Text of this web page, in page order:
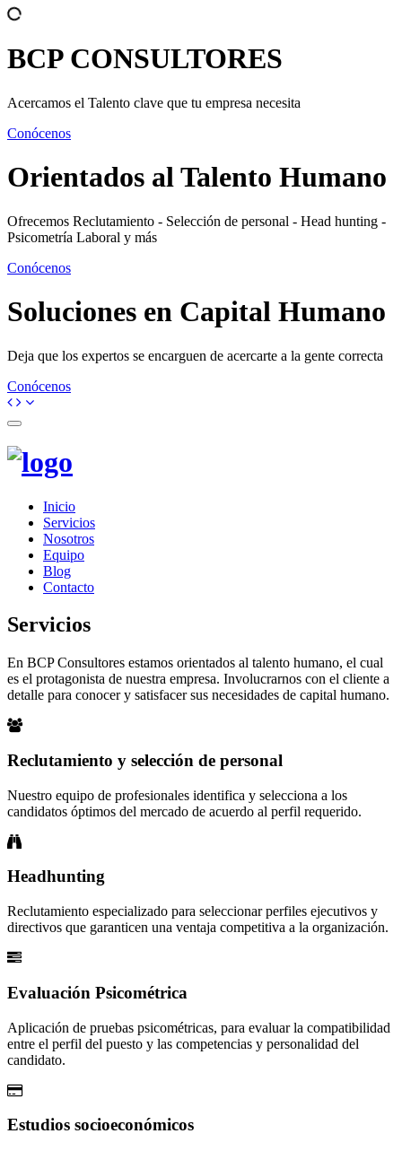
BCPCONSULTORES
Acercamos el Talento clave que tu empresa necesita
Conócenos
Orientados alTalento Humano
Ofrecemos Reclutamiento - Selección de personal - Head hunting -
Psicometría Laboral y más
Conócenos
Soluciones en Capital Humano
Deja que los expertos se encarguen de acercarte a la gente correcta
Conócenos
Toggle
Inicio
Servicios
Nosotros
Equipo
Blog
Contacto
Servicios
En BCP Consultores estamos orientados al talento humano, el cual
es el protagonista de nuestra empresa. Involucrarnos con el cliente a
detalle para conocer y satisfacer sus necesidades de capital humano.
Reclutamiento y selección de personal
Nuestro equipo de profesionales identifica y selecciona a los
candidatos óptimos del mercado de acuerdo al perfil requerido.
Headhunting
Reclutamiento especializado para seleccionar perfiles ejecutivos y
directivos que garanticen una ventaja competitiva a la organización.
Evaluación Psicométrica
Aplicación de pruebas psicométricas, para evaluar la compatibilidad
entre el perfil del puesto y las competencias y personalidad del
candidato.
Estudios socioeconómicos